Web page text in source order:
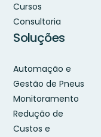
Cursos
Consultoria
Soluções
Automação e
Gestão de Pneus
Monitoramento
Redução de
Custos e